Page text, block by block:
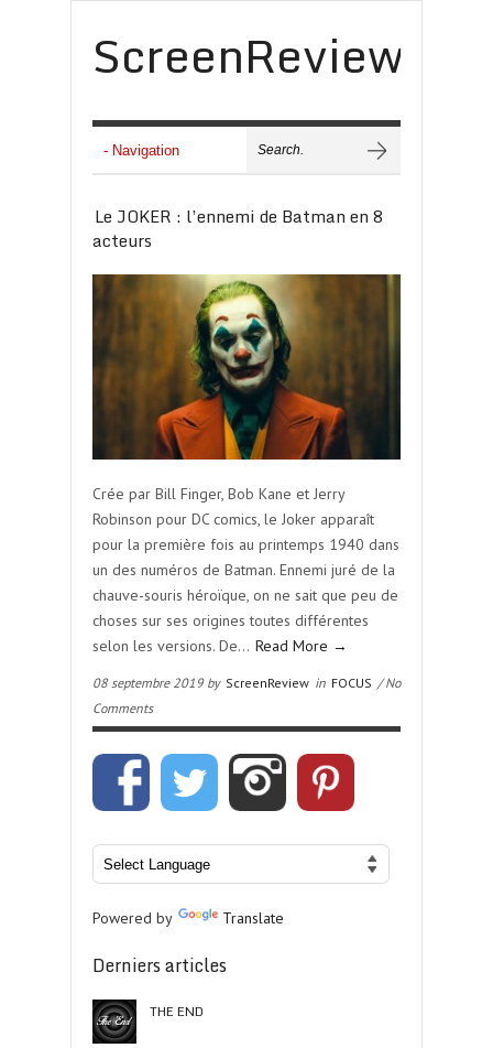
ScreenReview
Le JOKER : l’ennemi de Batman en 8
acteurs
Crée par Bill Finger, Bob Kane et Jerry
Robinson pour DC comics, le Joker apparaît
pour la première fois au printemps 1940 dans
un des numéros de Batman. Ennemi juré de la
chauve-souris héroïque, on ne sait que peu de
choses sur ses origines toutes différentes
selon les versions. De… Read More →
08 septembre 2019 by ScreenReview in FOCUS / No
Comments
Powered by Translate
Derniers articles
THE END